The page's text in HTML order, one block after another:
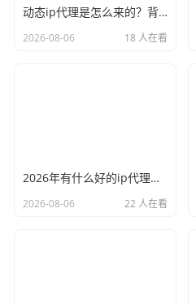
动态ip代理是怎么来的？背后的原理比你想象的精彩
2026-08-06 18 人在看
2026年有什么好的ip代理软件？亲测后我只推荐这几个
2026-08-06 22 人在看